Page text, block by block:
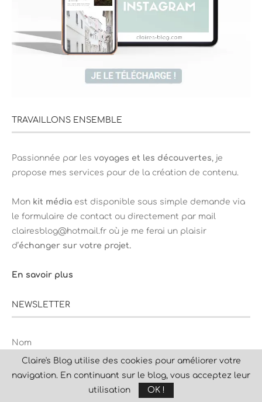
TRAVAILLONS ENSEMBLE
Passionnée par les voyages et les découvertes, je
propose mes services pour de la création de contenu.
Mon kit média est disponible sous simple demande via
le formulaire de contact ou directement par mail
clairesblog@hotmail.fr où je me ferai un plaisir
d’échanger sur votre projet.
En savoir plus
NEWSLETTER
Nom
Claire's Blog utilise des cookies pour améliorer votre
navigation. En continuant sur le blog, vous acceptez leur
utilisation
OK !